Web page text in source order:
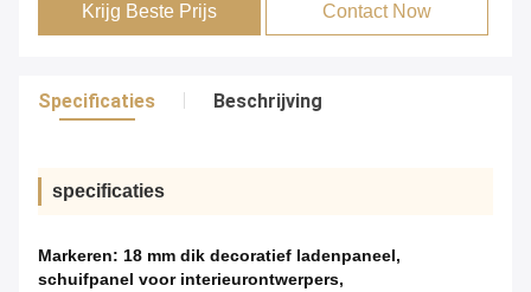
Krijg Beste Prijs Contact Now
Specificaties Beschrijving
specificaties
Markeren: 18 mm dik decoratief ladenpaneel,
schuifpanel voor interieurontwerpers,